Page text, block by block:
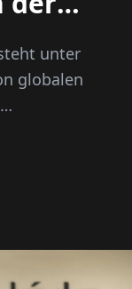
unter
globalen